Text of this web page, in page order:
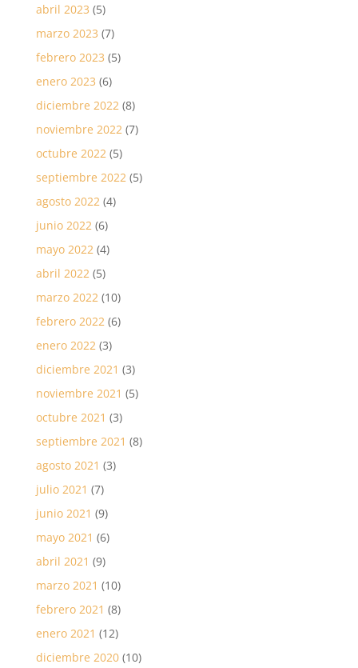
abril 2023 (5)
marzo 2023 (7)
febrero 2023 (5)
enero 2023 (6)
diciembre 2022(8)
noviembre 2022(7)
octubre 2022(5)
septiembre 2022(5)
agosto 2022(4)
junio 2022(6)
mayo 2022(4)
abril 2022(5)
marzo 2022(10)
febrero 2022(6)
enero 2022(3)
diciembre 2021 (3)
noviembre 2021 (5)
octubre 2021 (3)
septiembre 2021 (8)
agosto 2021 (3)
julio 2021 (7)
junio 2021 (9)
mayo 2021 (6)
abril 2021 (9)
marzo 2021 (10)
febrero 2021 (8)
enero 2021 (12)
diciembre 2020(10)